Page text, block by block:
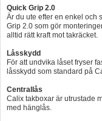
Quick Grip 2.0
Är du ute efter en enkel och
Grip 2.0 som gör
alltid rätt kraft mot takräcket.
Låsskydd
För att undvika låset fryser
låsskydd som standard på
Centrallås
Calix takboxar är utrustade
med hänglås.